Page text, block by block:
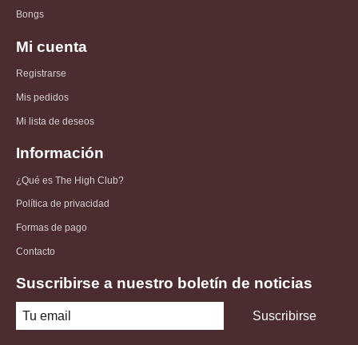
Bongs
Mi cuenta
Registrarse
Mis pedidos
Mi lista de deseos
Información
¿Qué es The High Club?
Política de privacidad
Formas de pago
Contacto
Suscribirse a nuestro boletín de noticias
Suscribirse